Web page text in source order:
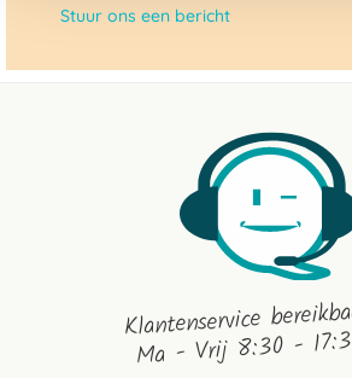
Stuur ons een bericht
Klantenservice
Ma - Vrij 8:30 -